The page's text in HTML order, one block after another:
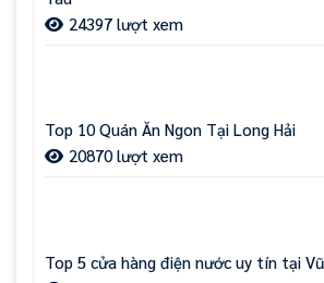
24397 lượt xem
Top 10 Quán Ăn Ngon Tại Long Hải
20870 lượt xem
Top 5 cửa hàng điện nước uy tín tại